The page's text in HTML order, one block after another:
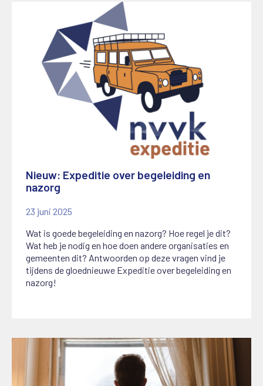
Nieuw: Expeditie over begeleiding en
nazorg
23 juni 2025
Wat is goede begeleiding en nazorg? Hoe regel je dit?
Wat heb je nodig en hoe doen andere organisaties en
gemeenten dit? Antwoorden op deze vragen vind je
tijdens de gloednieuwe Expeditie over begeleiding en
nazorg!